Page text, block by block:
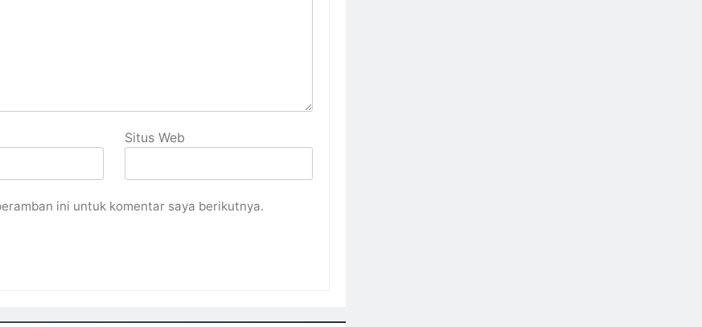
Situs Web
ini untuk komentar saya berikutnya.